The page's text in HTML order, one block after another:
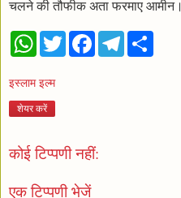
चलने की तौफीक अता फरमाए आमीन।
W
s
A
p
T
w
F
T
इस्लाम इल्म
शेयर करें
कोई टिप्पणी नहीं:
एक टिप्पणी भेजें